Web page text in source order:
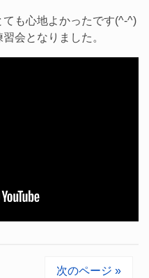
も心地よかったです(^-^)
会となりました。
次のページ »